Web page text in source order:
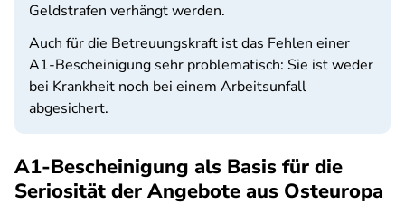
Geldstrafen verhängt werden.
Auch für die Betreuungskraft ist das Fehlen einer
A1-Bescheinigung sehr problematisch: Sie ist weder
bei Krankheit noch bei einem Arbeitsunfall
abgesichert.
A1-Bescheinigung als Basis für die
Seriosität der Angebote aus Osteuropa